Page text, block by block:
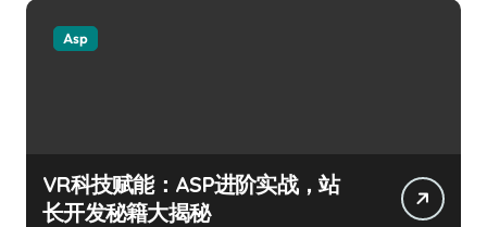
Asp
VR科技赋能：ASP进阶实战，站
长开发秘籍大揭秘